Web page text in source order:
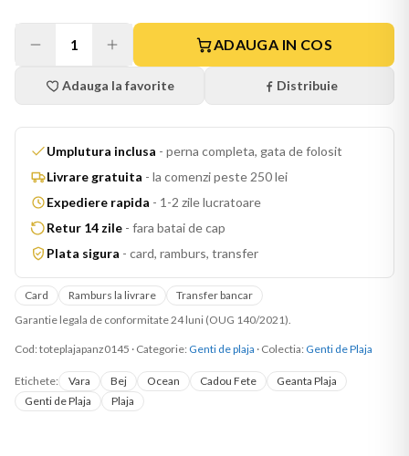
1 ADAUGA IN COS
Adauga la favorite Distribuie
Umplutura inclusa - perna completa, gata de folosit
Livrare gratuita - la comenzi peste 250 lei
Expediere rapida - 1-2 zile lucratoare
Retur 14 zile - fara batai de cap
Plata sigura - card, ramburs, transfer
Card Ramburs la livrare
Transfer bancar
Garantie legala de conformitate 24 luni (OUG 140/2021).
Cod: toteplajapanz0145 · Categorie: Genti de plaja · Colectia: Genti de Plaja
Etichete: Vara Bej Ocean Cadou Fete
Geanta Plaja
Genti de Plaja
Plaja